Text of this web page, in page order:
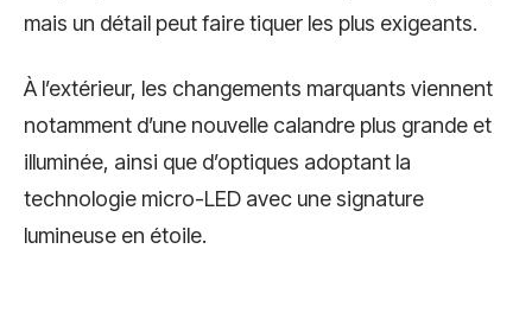
mais un détail peut faire tiquer les plus exigeants.
À l’extérieur, les changements marquants viennent
notamment d’une nouvelle calandre plus grande et
illuminée, ainsi que d’optiques adoptant la
technologie micro-LED avec une signature
lumineuse en étoile.